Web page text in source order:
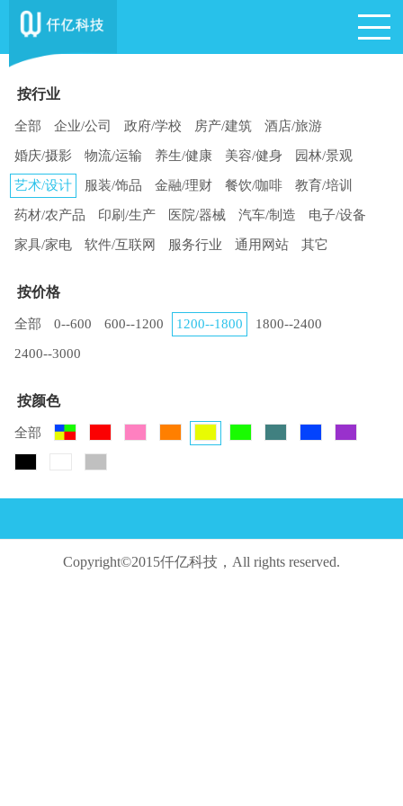
按行业
全部 企业/公司 政府/学校 房产/建筑 酒店/旅游
婚庆/摄影 物流/运输 养生/健康 美容/健身 园林/景观
艺术/设计 服装/饰品 金融/理财 餐饮/咖啡 教育/培训
药材/农产品 印刷/生产 医院/器械 汽车/制造 电子/设备
家具/家电 软件/互联网 服务行业 通用网站 其它
按价格
全部 0--600 600--1200 1200--1800 1800--2400
2400--3000
按颜色
全部
Copyright©2015仟亿科技，All rights reserved.